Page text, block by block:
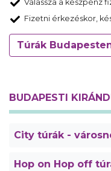
Válassza a készpénz
Fizetni érkezéskor,
Túrák
BUDAPESTI
City túrák -
Hop on Hop off